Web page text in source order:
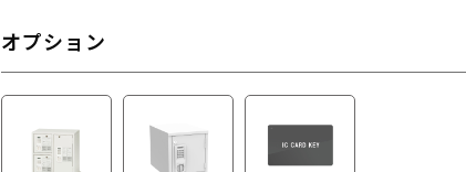
オプション